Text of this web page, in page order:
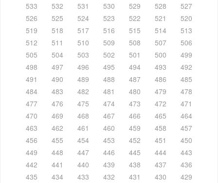
533
532 531 530 529 528
527
526
525 524 523 522 521
520
519
518 517 516 515 514
513
512
511 510 509 508 507
506
505
504 503 502 501 500
499
498
497 496 495 494 493
492
491
490 489 488 487 486
485
484
483 482 481 480 479
478
477
476 475 474 473 472
471
470
469 468 467 466 465
464
463
462 461 460 459 458
457
456
455 454 453 452 451
450
449
448 447 446 445 444
443
442
441 440 439 438 437
436
435
434 433 432 431 430
429